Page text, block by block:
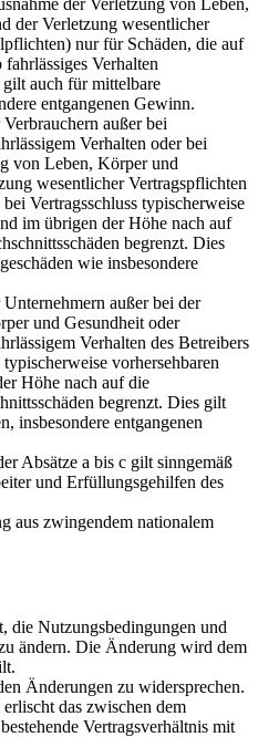
der Verletzung wesentlicher
nur für Schäden, die auf
Verhalten
auch für mittelbare
entgangenen Gewinn.
außer bei
Verhalten oder bei
von Leben, Körper und
wesentlicher Vertragspflichten
Vertragsschluss typischerweise
im übrigen der Höhe nach auf
begrenzt. Dies
wie insbesondere
außer bei der
und Gesundheit oder
Verhalten des Betreibers
vorhersehbaren
Höhe nach auf die
begrenzt. Dies gilt
insbesondere entgangenen
Absätze a bis c gilt sinngemäß
und Erfüllungsgehilfen des
aus zwingendem nationalem
die Nutzungsbedingungen und
ändern. Die Änderung wird dem
Änderungen zu widersprechen.
das zwischen dem
Vertragsverhältnis mit